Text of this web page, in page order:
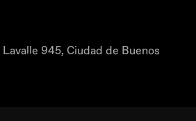
945, Ciudad de Buenos